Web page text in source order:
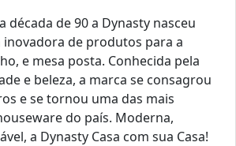
década de 90 a Dynasty nasceu
de produtos para a
e mesa posta. Conhecida pela
e beleza, a marca se consagrou
e se tornou uma das mais
do país. Moderna,
a Dynasty Casa com sua Casa!